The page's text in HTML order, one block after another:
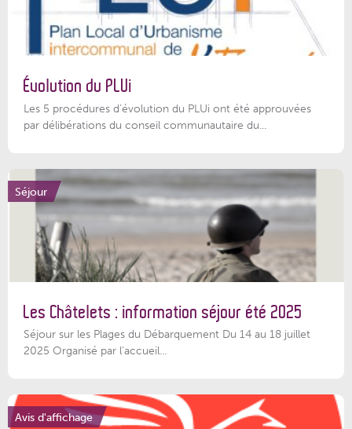
Évolution du PLUi
Les 5 procédures d’évolution du PLUi ont été approuvées
par délibérations du conseil communautaire du...
Séjour
Les Châtelets : information séjour été 2025
Séjour sur les Plages du Débarquement Du 14 au 18 juillet
2025 Organisé par l’accueil...
Avis d'affichage